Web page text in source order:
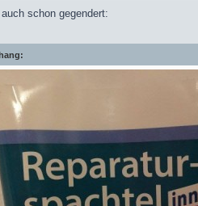
auch schon gegendert: